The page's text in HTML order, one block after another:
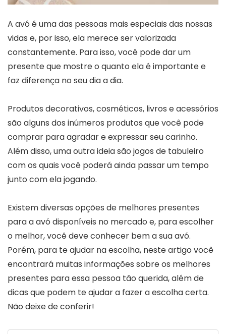
A avó é uma das pessoas mais especiais das nossas
vidas e, por isso, ela merece ser valorizada
constantemente. Para isso, você pode dar um
presente que mostre o quanto ela é importante e
faz diferença no seu dia a dia.
Produtos decorativos, cosméticos, livros e acessórios
são alguns dos inúmeros produtos que você pode
comprar para agradar e expressar seu carinho.
Além disso, uma outra ideia são jogos de tabuleiro
com os quais você poderá ainda passar um tempo
junto com ela jogando.
Existem diversas opções de melhores presentes
para a avó disponíveis no mercado e, para escolher
o melhor, você deve conhecer bem a sua avó.
Porém, para te ajudar na escolha, neste artigo você
encontrará muitas informações sobre os melhores
presentes para essa pessoa tão querida, além de
dicas que podem te ajudar a fazer a escolha certa.
Não deixe de conferir!